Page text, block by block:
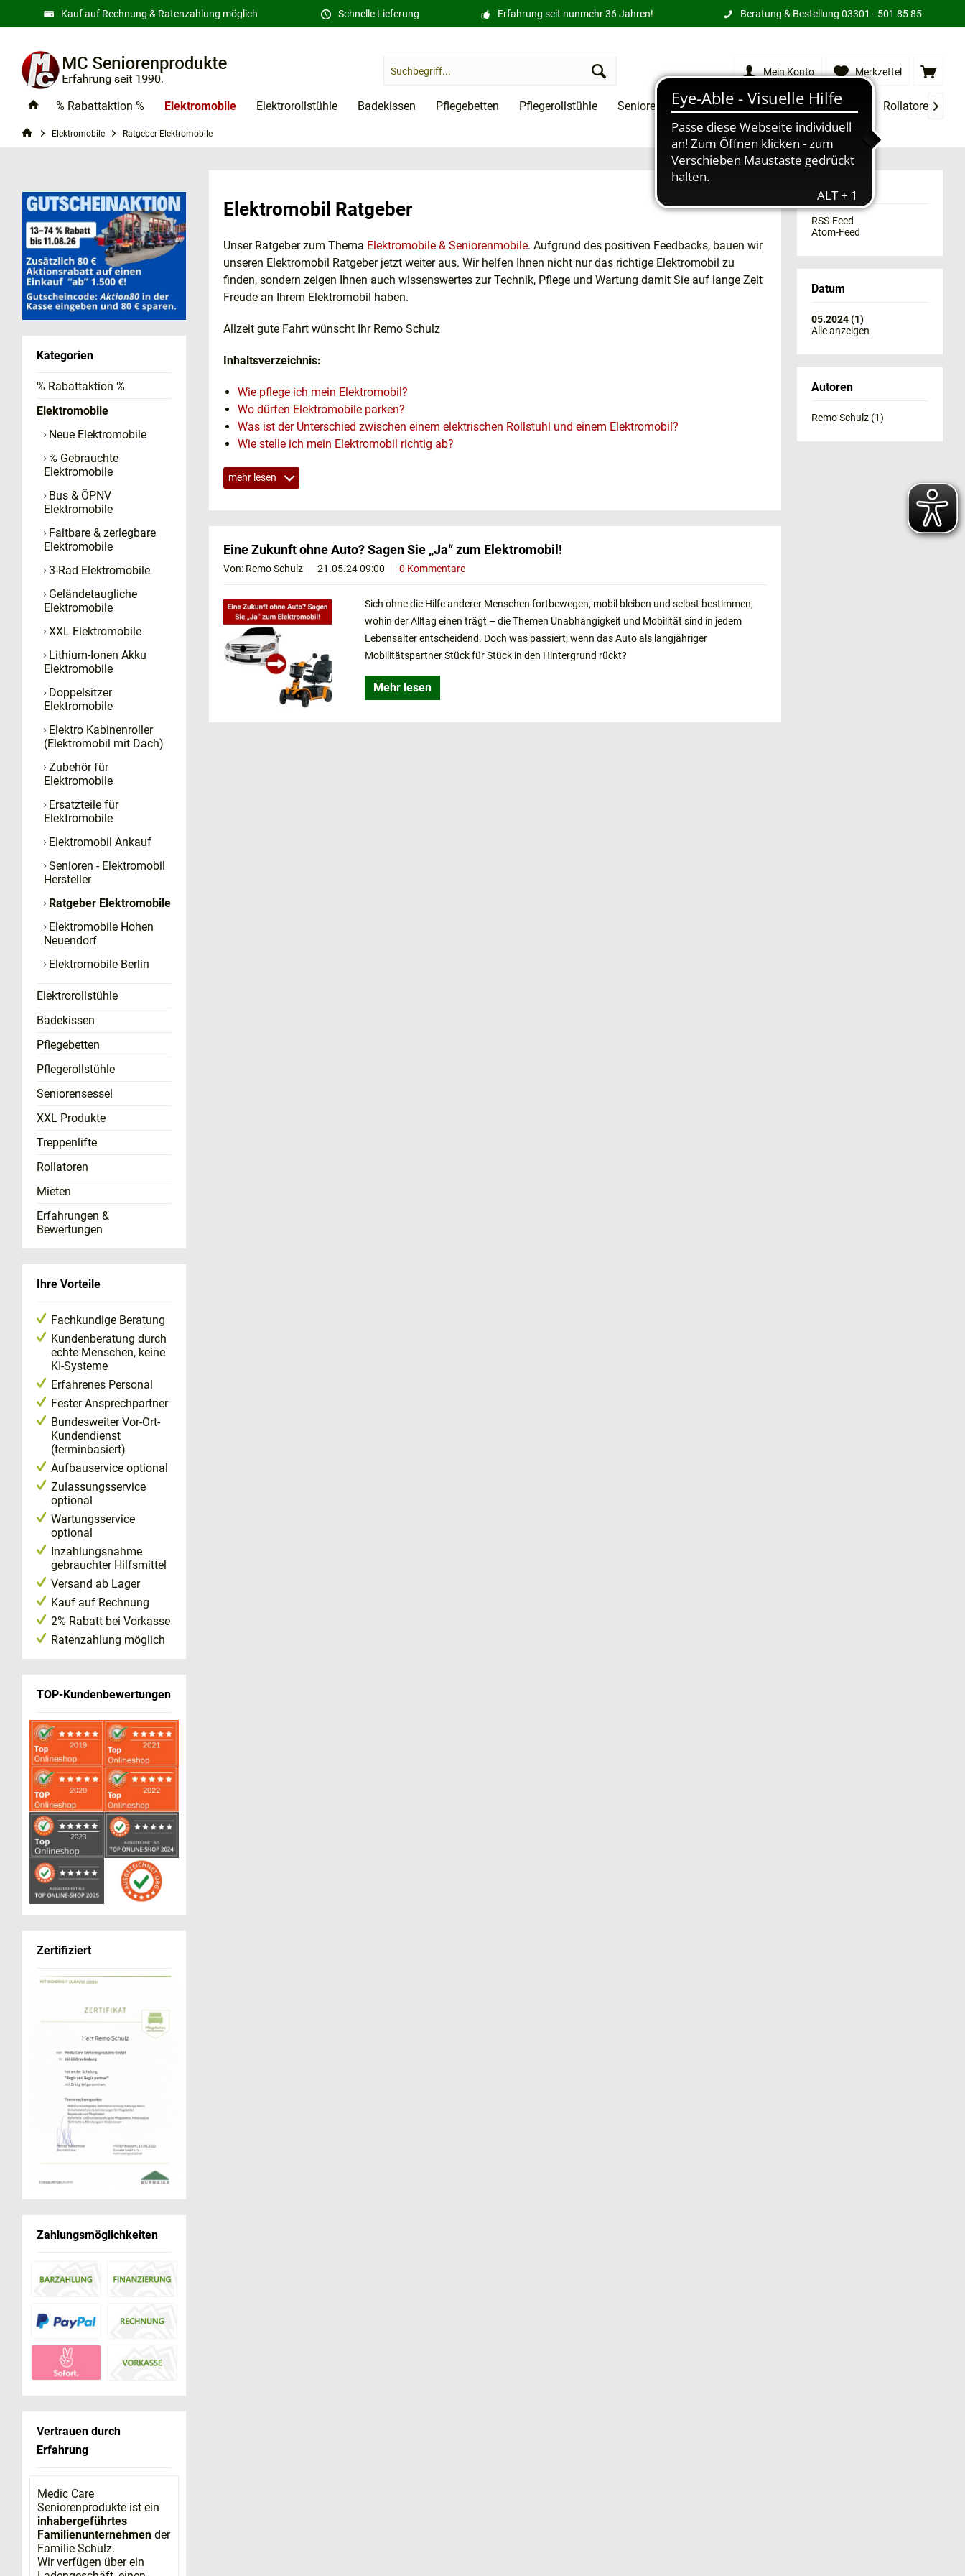
Kauf auf Rechnung & Ratenzahlung möglich Schnelle Lieferung Erfahrung seit nunmehr 36 Jahren! Beratung & Bestellung 03301 - 501 85 85
Merkzettel
Mein Konto
% Rabattaktion % Elektromobile Elektrorollstühle Badekissen Pflegebetten Pflegerollstühle Seniorensessel XXL Produkte Treppenlifte Rollatoren
Elektromobile Ratgeber Elektromobile
Kategorien
% Rabattaktion %
Elektromobile
Neue Elektromobile
% Gebrauchte
Elektromobile
Bus & ÖPNV
Elektromobile
Faltbare & zerlegbare
Elektromobile
3-Rad Elektromobile
Geländetaugliche
Elektromobile
XXL Elektromobile
Lithium-Ionen Akku
Elektromobile
Doppelsitzer
Elektromobile
Elektro Kabinenroller
(Elektromobil mit Dach)
Zubehör für
Elektromobile
Ersatzteile für
Elektromobile
Elektromobil Ankauf
Senioren - Elektromobil
Hersteller
Ratgeber Elektromobile
Elektromobile Hohen
Neuendorf
Elektromobile Berlin
Elektrorollstühle
Badekissen
Pflegebetten
Pflegerollstühle
Seniorensessel
XXL Produkte
Treppenlifte
Rollatoren
Mieten
Erfahrungen &
Bewertungen
Ihre Vorteile
Fachkundige Beratung
Kundenberatung durch
echte Menschen, keine
KI-Systeme
Erfahrenes Personal
Fester Ansprechpartner
Bundesweiter Vor-Ort-
Kundendienst
(terminbasiert)
Aufbauservice optional
Zulassungsservice
optional
Wartungsservice
optional
Inzahlungsnahme
gebrauchter Hilfsmittel
Versand ab Lager
Kauf auf Rechnung
2% Rabatt bei Vorkasse
Ratenzahlung möglich
TOP-Kundenbewertungen
Zertifiziert
Zahlungsmöglichkeiten
Vertrauen durch
Erfahrung
Medic Care
Seniorenprodukte ist ein
inhabergeführtes
Familienunternehmen der
Familie Schulz.
Wir verfügen über ein
Abonnieren
RSS-Feed
Atom-Feed
Datum
05.2024 (1)
Alle anzeigen
Autoren
Remo Schulz (1)
Elektromobil Ratgeber
Unser Ratgeber zum Thema Elektromobile & Seniorenmobile. Aufgrund des positiven Feedbacks, bauen wir
unseren Elektromobil Ratgeber jetzt weiter aus. Wir helfen Ihnen nicht nur das richtige Elektromobil zu
finden, sondern zeigen Ihnen auch wissenswertes zur Technik, Pflege und Wartung damit Sie auf lange Zeit
Freude an Ihrem Elektromobil haben.
Allzeit gute Fahrt wünscht Ihr Remo Schulz
Inhaltsverzeichnis:
Wie pflege ich mein Elektromobil?
Wo dürfen Elektromobile parken?
Was ist der Unterschied zwischen einem elektrischen Rollstuhl und einem Elektromobil?
Wie stelle ich mein Elektromobil richtig ab?
Darf ein Elektromobil im Bus mitfahren?
Wie viel Strom braucht ein Elektromobil?
Wird ein Elektromobil von der Krankenkasse bezahlt?
Was kosten Elektromobile?
Wann sollte die Elektromobil-Batterie aufgeladen werden?
Ratgeber: Das richtige Elektromobil finden - in 6 Schritten
Wie mache ich ein Elektromobil verkehrssicher?
Kann man ein Elektromobil ohne Führerschein fahren?
Elektromobile in Bus und Bahn
Wer darf ein Elektromobil fahren?
mehr lesen
Eine Zukunft ohne Auto? Sagen Sie „Ja“ zum Elektromobil!
Von: Remo Schulz 21.05.24 09:00 0 Kommentare
Sich ohne die Hilfe anderer Menschen fortbewegen, mobil bleiben und selbst bestimmen,
wohin der Alltag einen trägt – die Themen Unabhängigkeit und Mobilität sind in jedem
Lebensalter entscheidend. Doch was passiert, wenn das Auto als langjähriger
Mobilitätspartner Stück für Stück in den Hintergrund rückt?
Mehr lesen